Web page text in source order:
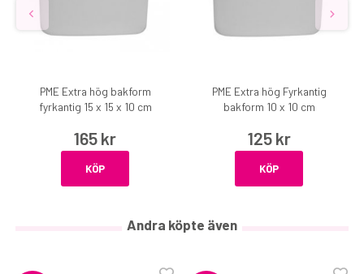
PME Extra hög bakform
fyrkantig 15 x 15 x 10 cm
165 kr
KÖP
PME Extra hög Fyrkantig
bakform 10 x 10 cm
125 kr
KÖP
Andra köpte även